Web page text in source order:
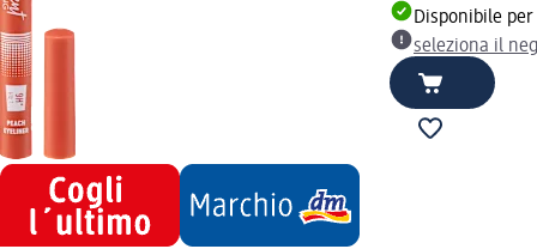
Disponibile
seleziona il